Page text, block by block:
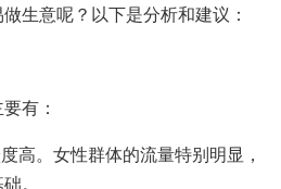
生意呢？以下是分析和建议：
有：
高。女性群体的流量特别明显，
。